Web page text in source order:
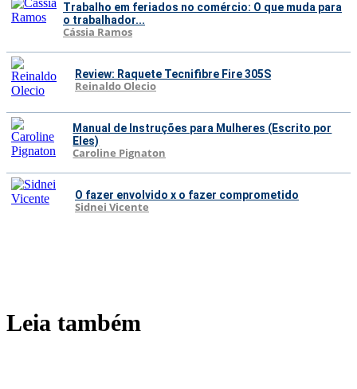
Trabalho em feriados no comércio: O que muda para
o trabalhador...
Cássia Ramos
Review: Raquete Tecnifibre Fire 305S
Reinaldo Olecio
Manual de Instruções para Mulheres (Escrito por
Eles)
Caroline Pignaton
O fazer envolvido x o fazer comprometido
Sidnei Vicente
Leia também